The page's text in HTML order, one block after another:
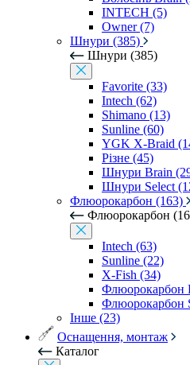
INTECH (5)
Owner (7)
Шнури (385)
Шнури (385)
Favorite (33)
Intech (62)
Shimano (13)
Sunline (60)
YGK X-Braid
Різне (45)
Шнури Brain
Шнури Select
Флюорокарбон (163)
Флюорокарбон
Intech (63)
Sunline (22)
X-Fish (34)
Флюорокарбон
Флюорокарбон
Інше (23)
Оснащення, монтаж
Каталог